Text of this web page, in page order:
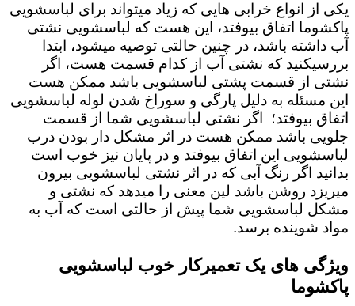
یکی از انواع خرابی هایی که زیاد میتواند برای لباسشویی
پاکشوما اتفاق بیوفتد، این هست که لباسشویی نشتی
آب داشته باشد، در چنین حالتی توصیه میشود، ابتدا
بررسیکنید که نشتی آب از کدام قسمت هست، اگر
نشتی از قسمت پشتی لباسشویی باشد ممکن هست
این مسئله به دلیل پارگی و سوراخ شدن لوله لباسشویی
اتفاق بیوفتد؛ اگر نشتی لباسشویی شما از قسمت
جلویی باشد ممکن هست در اثر مشکل دار بودن درب
لباسشویی این اتفاق بیوفتد و در پایان نیز خوب است
بدانید اگر رنگ آبی که در اثر نشتی لباسشویی بیرون
میریزد روشن باشد لین معنی را میدهد که نشتی و
مشکل لباسشویی شما پیش از حالتی است که آب به
مواد شوینده برسد.
ویژگی های یک تعمیرکار خوب لباسشویی
پاکشوما